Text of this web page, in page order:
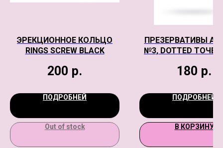
ЭРЕКЦИОННОЕ КОЛЬЦО
RINGS SCREW BLACK
200 р.
ПОДРОБНЕЙ
Out of stock
ПРЕЗЕРВАТИВЫ
№3, DOTTED
180 р.
ПОДРОБНЕЙ
В КОРЗИНУ